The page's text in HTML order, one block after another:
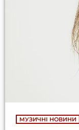
МУЗИЧНІ НОВИНИ